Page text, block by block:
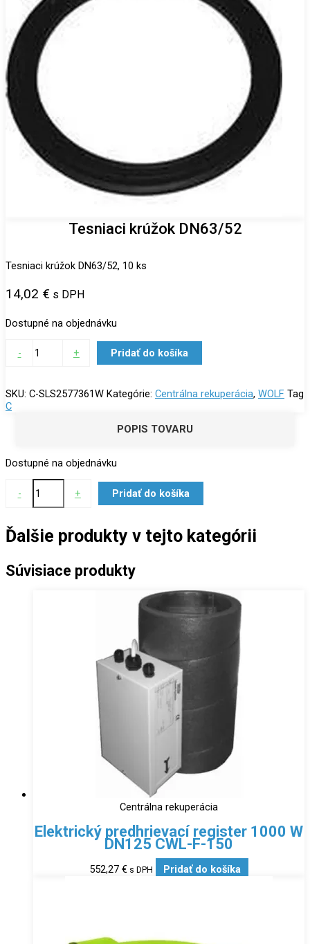
Tesniaci krúžok DN63/52
Tesniaci krúžok DN63/52, 10 ks
14,02 € s DPH
Dostupné na objednávku
- + Pridať do košíka
SKU: C-SLS2577361W Kategórie: Centrálna rekuperácia, WOLF Tag
C
POPIS TOVARU
Dostupné na objednávku
- + Pridať do košíka
Ďalšie produkty v tejto kategórii
Súvisiace produkty
Centrálna rekuperácia
Elektrický predhrievací register 1000 W
DN125 CWL-F-150
552,27€ s DPH Pridať do košíka